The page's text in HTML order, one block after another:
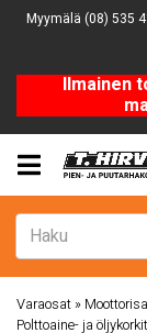
Myymälä (08) 535
Ilmainen
Varaosat »
Polttoaine- ja öljykorkit